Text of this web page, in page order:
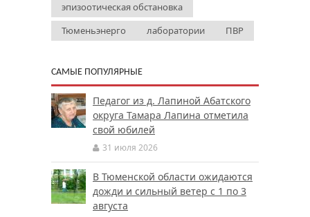
эпизоотическая обстановка
Тюменьэнерго
лаборатории ПВР
САМЫЕ ПОПУЛЯРНЫЕ
Педагог из д. Лапиной Абатского
округа Тамара Лапина отметила
свой юбилей
31 июля 2026
В Тюменской области ожидаются
дожди и сильный ветер с 1 по 3
августа